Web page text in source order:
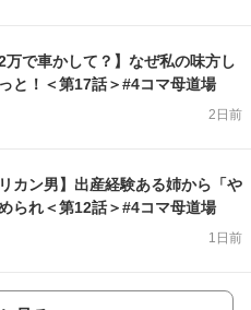
万で車かして？】なぜ私の味方し
と！＜第17話＞#4コマ母道場
2日前
カン男】出産経験ある姉から「や
られ＜第12話＞#4コマ母道場
1日前